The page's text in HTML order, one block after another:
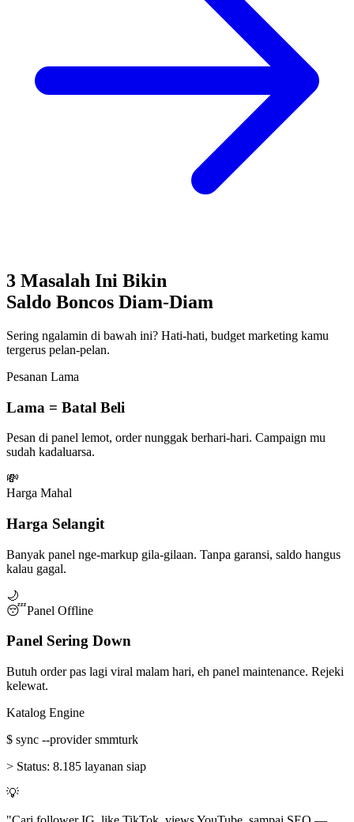
3 Masalah Ini Bikin
Saldo Boncos Diam-Diam
Sering ngalamin di bawah ini? Hati-hati, budget marketing kamu
tergerus pelan-pelan.
Pesanan Lama
Lama = Batal Beli
Pesan di panel lemot, order nunggak berhari-hari. Campaign mu
sudah kadaluarsa.
💸
Harga Mahal
Harga Selangit
Banyak panel nge-markup gila-gilaan. Tanpa garansi, saldo hangus
kalau gagal.
🌙
😴Panel Offline
Panel Sering Down
Butuh order pas lagi viral malam hari, eh panel maintenance. Rejeki
kelewat.
Katalog Engine
$ sync --provider smmturk
> Status: 8.185 layanan siap
💡